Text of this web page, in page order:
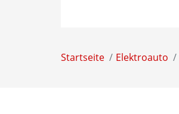
Startseite Elektroauto